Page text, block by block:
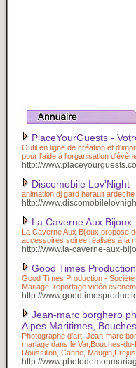
PlaceYourGuests -
Outil en ligne de création et
pour l'aide à l'organisation
http://
Discomobile Lov'Night
animation dj gard herault
http://
La Caverne Aux
La Caverne Aux Bijoux propose
accessoires soirée réalisés à la
http://www.la-caverne-aux-
Good Times
Good Times Production -
Mariage, reportage vidéo
http://
Jean-marc borghero
Alpes Maritimes,
Photographe d'art, Jean-marc
mariage dans le Var,Bouches-
Roussillon, Canne,
http://